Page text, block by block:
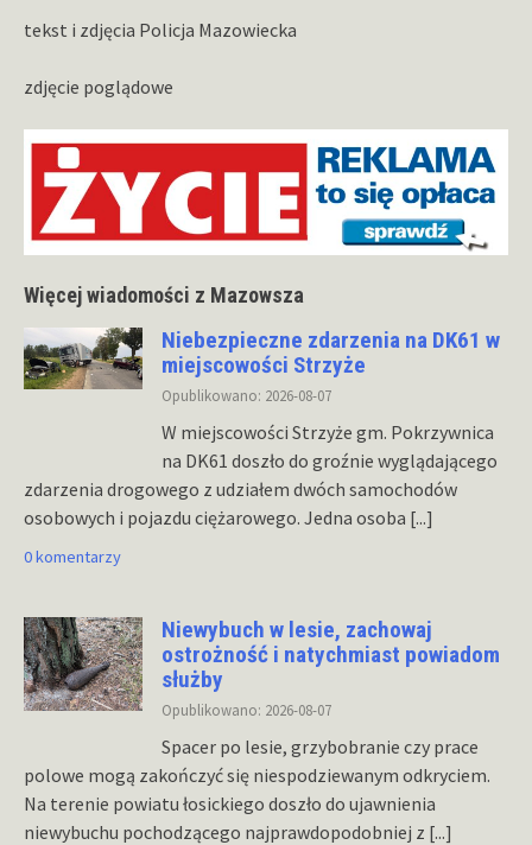
tekst i zdjęcia Policja Mazowiecka
zdjęcie poglądowe
Więcej wiadomości z Mazowsza
Niebezpieczne zdarzenia na DK61 w
miejscowości Strzyże
Opublikowano: 2026-08-07
W miejscowości Strzyże gm. Pokrzywnica
na DK61 doszło do groźnie wyglądającego
zdarzenia drogowego z udziałem dwóch samochodów
osobowych i pojazdu ciężarowego. Jedna osoba [...]
0 komentarzy
Niewybuch w lesie, zachowaj
ostrożność i natychmiast powiadom
służby
Opublikowano: 2026-08-07
Spacer po lesie, grzybobranie czy prace
polowe mogą zakończyć się niespodziewanym odkryciem.
Na terenie powiatu łosickiego doszło do ujawnienia
niewybuchu pochodzącego najprawdopodobniej z [...]